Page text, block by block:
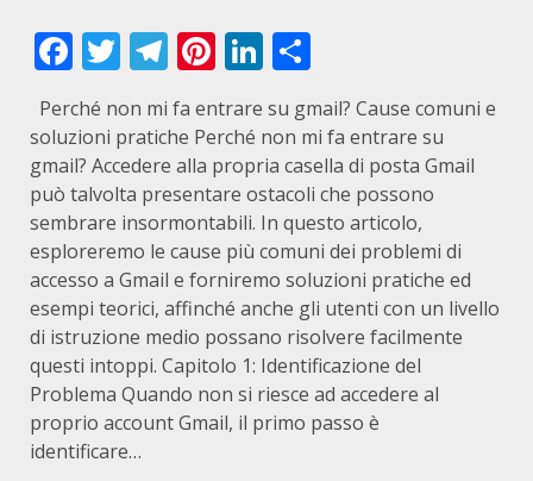
Facebook
Twitter
Telegram
Pinterest
LinkedIn
Perché non mi fa entrare su gmail? Cause comuni e
soluzioni pratiche Perché non mi fa entrare su
gmail? Accedere alla propria casella di posta Gmail
può talvolta presentare ostacoli che possono
sembrare insormontabili. In questo articolo,
esploreremo le cause più comuni dei problemi di
accesso a Gmail e forniremo soluzioni pratiche ed
esempi teorici, affinché anche gli utenti con un livello
di istruzione medio possano risolvere facilmente
questi intoppi. Capitolo 1: Identificazione del
Problema Quando non si riesce ad accedere al
proprio account Gmail, il primo passo è
identificare…